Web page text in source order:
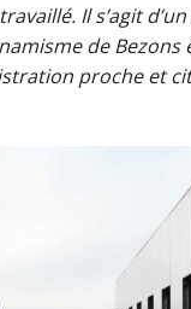
Il s’agit
de Bezons
proche et